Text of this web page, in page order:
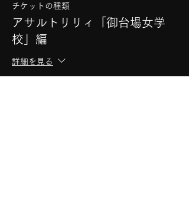
チケットの種類
アサルトリリィ「御台場女学
校」編
詳細を見る